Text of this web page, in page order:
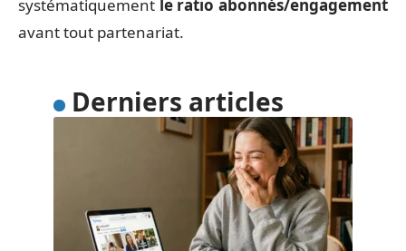
systématiquement le ratio abonnés/engagement
avant tout partenariat.
Derniers articles